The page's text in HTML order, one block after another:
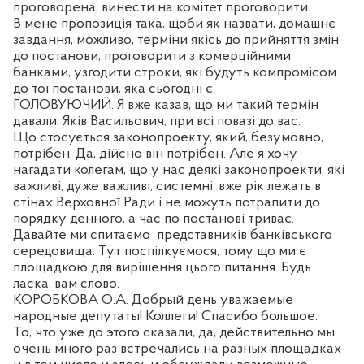
проговорена, винести на комітет проговорити.
В мене пропозиція така, щоби як назвати, домашнє
завдання, можливо, терміни якісь до прийняття змін
до постанови, проговорити з комерційними
банками, узгодити строки, які будуть компромісом
до тої постанови, яка сьогодні є.
ГОЛОВУЮЧИЙ. Я вже казав, що ми такий термін
давали, Яків Васильович, при всі повазі до вас.
Що стосується законопроекту, який, безумовно,
потрібен. Да, дійсно він потрібен. Але я хочу
нагадати колегам, що у нас деякі законопроекти, які
важливі, дуже важливі, системні, вже рік лежать в
стінах Верховної Ради і не можуть потрапити до
порядку денного, а час по постанові триває.
Давайте ми спитаємо представників банківського
середовища. Тут поспілкуємося, тому що ми є
площадкою для вирішення цього питання. Будь
ласка, вам слово.
КОРОБКОВА О.А. Добрый день уважаемые
народные депутаты! Коллеги! Спасибо большое.
То, что уже до этого сказали, да, действительно мы
очень много раз встречались на разных площадках